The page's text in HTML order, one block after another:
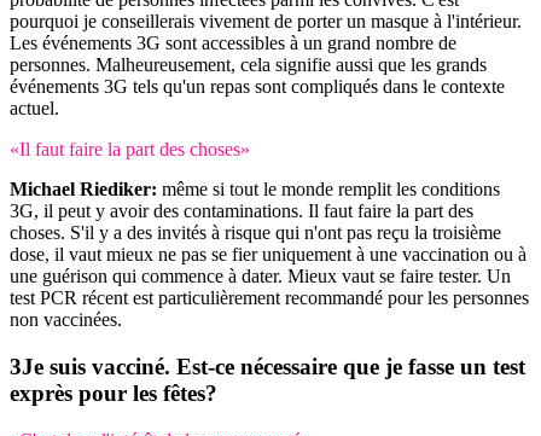
pourquoi je conseillerais vivement de porter un masque à l'intérieur.
Les événements 3G sont accessibles à un grand nombre de
personnes. Malheureusement, cela signifie aussi que les grands
événements 3G tels qu'un repas sont compliqués dans le contexte
actuel.
«Il faut faire la part des choses»
Michael Riediker: même si tout le monde remplit les conditions
3G, il peut y avoir des contaminations. Il faut faire la part des
choses. S'il y a des invités à risque qui n'ont pas reçu la troisième
dose, il vaut mieux ne pas se fier uniquement à une vaccination ou à
une guérison qui commence à dater. Mieux vaut se faire tester. Un
test PCR récent est particulièrement recommandé pour les personnes
non vaccinées.
Je suis vacciné. Est-ce nécessaire que je fasse un test
exprès pour les fêtes?